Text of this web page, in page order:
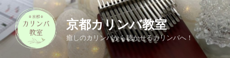
コ
ン
テ
ン
京都カリンバ教室
癒しのカリンバから聴かせるカリンバへ！